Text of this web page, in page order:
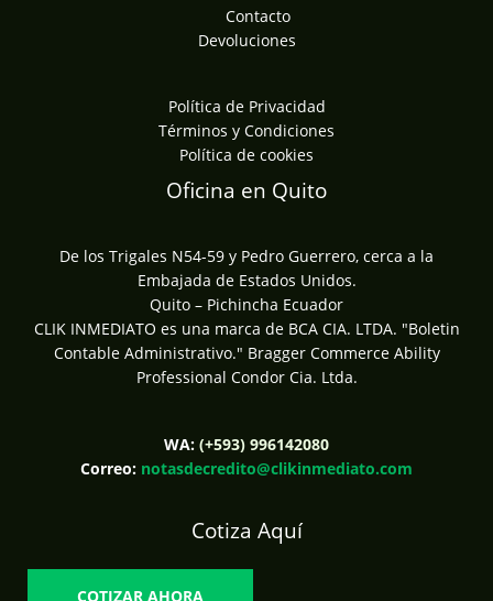
Contacto
Devoluciones
Política de Privacidad
Términos y Condiciones
Política de cookies
Oficina en Quito
De los Trigales N54-59 y Pedro Guerrero, cerca a la
Embajada de Estados Unidos.
Quito – Pichincha Ecuador
CLIK INMEDIATO es una marca de BCA CIA. LTDA. "Boletin
Contable Administrativo." Bragger Commerce Ability
Professional Condor Cia. Ltda.
WA: (+593) 996142080
Correo: notasdecredito@clikinmediato.com
Cotiza Aquí
COTIZAR AHORA